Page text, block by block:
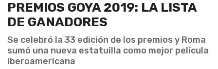
PREMIOS GOYA 2019: LA LISTA
DE GANADORES
Se celebró la 33 edición de los premios y Roma
sumó una nueva estatuilla como mejor película
iberoamericana